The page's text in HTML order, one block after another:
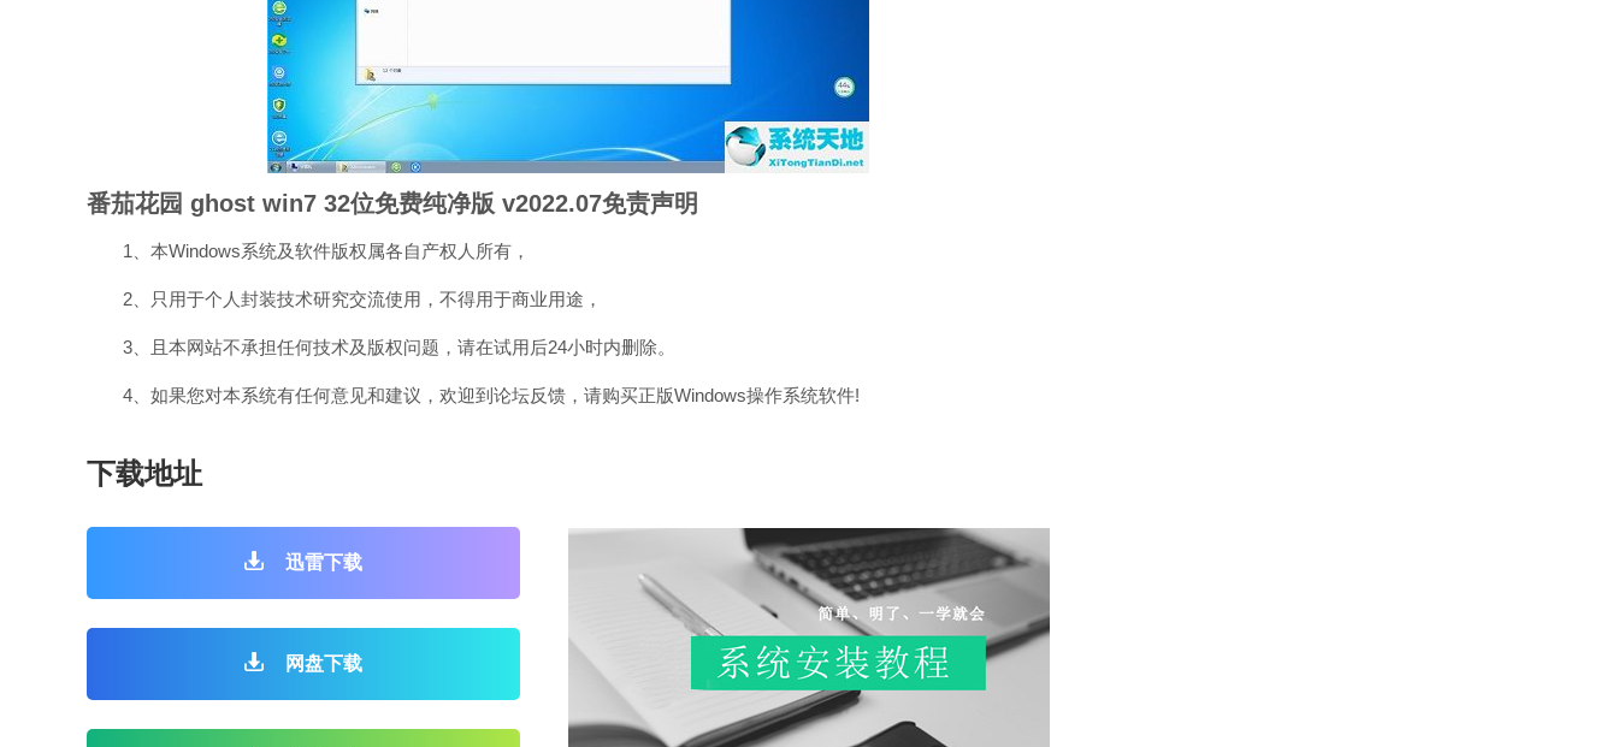
番茄花园 ghost win7 32位免费纯净版 v2022.07免责声明
1、本Windows系统及软件版权属各自产权人所有，
2、只用于个人封装技术研究交流使用，不得用于商业用途，
3、且本网站不承担任何技术及版权问题，请在试用后24小时内删除。
4、如果您对本系统有任何意见和建议，欢迎到论坛反馈，请购买正版Windows操作系统软件!
下载地址
迅雷下载
网盘下载